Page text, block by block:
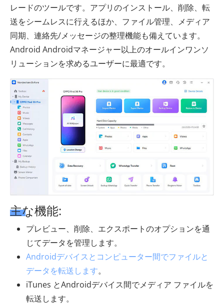
レードのツールです。アプリのインストール、削除、転
送をシームレスに行えるほか、ファイル管理、メディア
同期、連絡先/メッセージの整理機能も備えています。
Android Androidマネージャー以上のオールインワンソ
リューションを求めるユーザーに最適です。
主な機能:
プレビュー、削除、エクスポートのオプションを通
じてデータを管理します。
Androidデバイスとコンピューター間でファイルと
データを転送します。
iTunes とAndroidデバイス間でメディア ファイルを
転送します。